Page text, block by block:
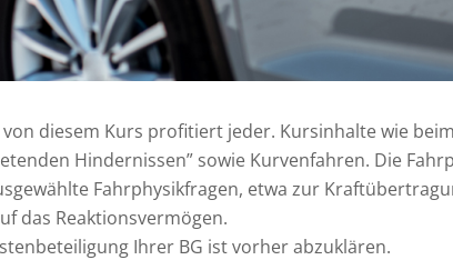
diesem Kurs profitiert jeder. Kursinhalte wie
Hindernissen” sowie Kurvenfahren. Die
Fahrphysikfragen, etwa zur
das Reaktionsvermögen.
Ihrer BG ist vorher abzuklären.